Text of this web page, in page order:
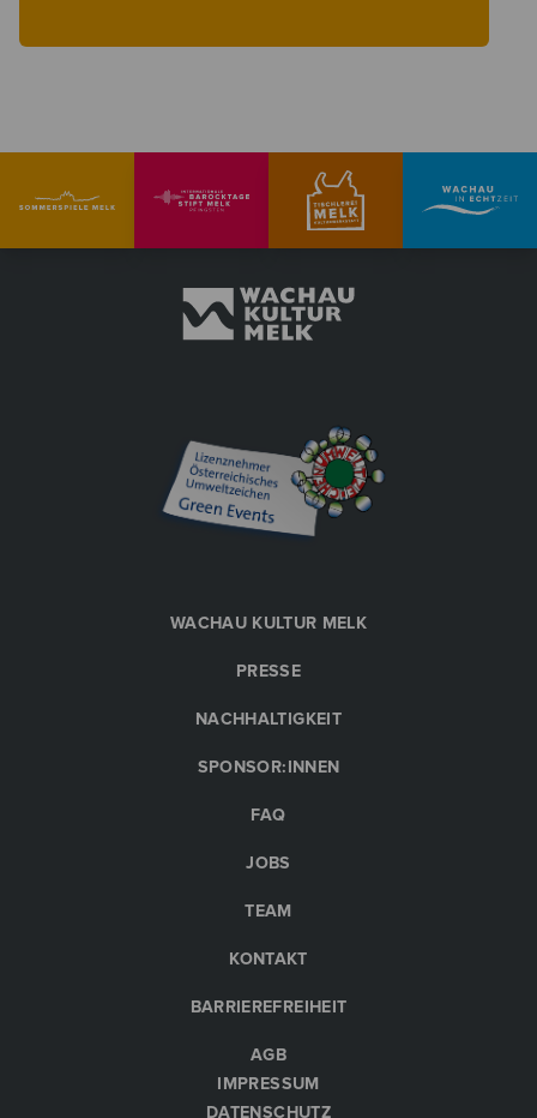
WACHAU KULTUR MELK
PRESSE
NACHHALTIGKEIT
SPONSOR:INNEN
FAQ
JOBS
TEAM
KONTAKT
BARRIEREFREIHEIT
AGB
IMPRESSUM
DATENSCHUTZ